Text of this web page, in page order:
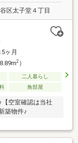
区太子堂４丁目
ヶ月
2）
二人暮らし
角部屋
空室確認は当社
築物件♪